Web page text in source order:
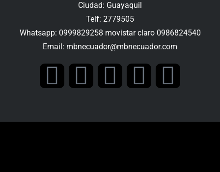
Ciudad: Guayaquil
Telf: 2779505
Whatsapp: 0999829258 movistar claro 0986824540
Email: mbnecuador@mbnecuador.com